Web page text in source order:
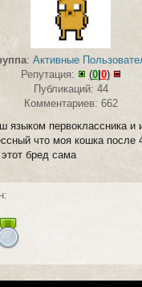
: Активные
Репутация:
(0| 0)
Публикаций: 44
Комментариев: 662
языком первоклассника и
что моя кошка после
бред сама